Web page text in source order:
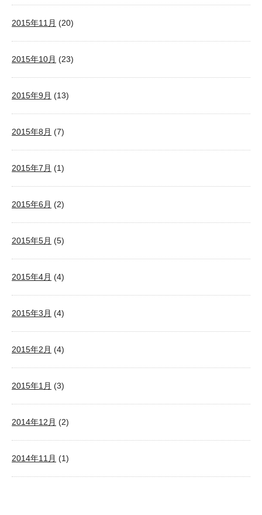
2015年11月 (20)
2015年10月 (23)
2015年9月 (13)
2015年8月 (7)
2015年7月 (1)
2015年6月 (2)
2015年5月 (5)
2015年4月 (4)
2015年3月 (4)
2015年2月 (4)
2015年1月 (3)
2014年12月 (2)
2014年11月 (1)